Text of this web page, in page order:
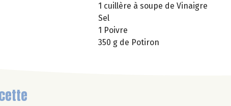
1 cuillère à soupe de Vinaigre
Sel
1 Poivre
350 g de Potiron